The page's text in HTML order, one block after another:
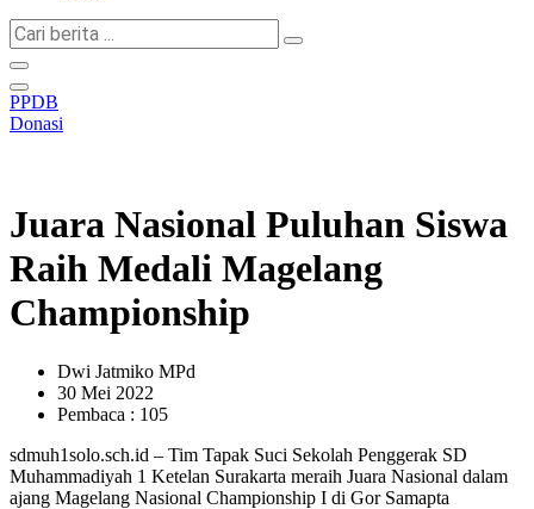
Cari
berita
...
PPDB
Donasi
Juara Nasional Puluhan Siswa
Raih Medali Magelang
Championship
Dwi Jatmiko MPd
30 Mei 2022
Pembaca : 105
sdmuh1solo.sch.id – Tim Tapak Suci Sekolah Penggerak SD
Muhammadiyah 1 Ketelan Surakarta meraih Juara Nasional dalam
ajang Magelang Nasional Championship I di Gor Samapta